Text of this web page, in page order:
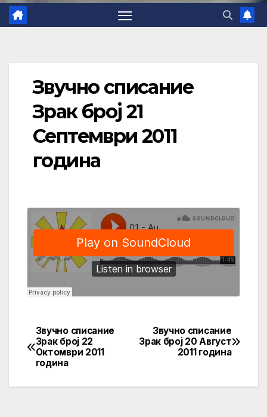
Звучно списание
Зрак број 21
Септември 2011
година
Post
navigation
Звучно списание
Зрак број 20 Август
2011 година
Звучно списание
Зрак број 22
Октомври 2011
година